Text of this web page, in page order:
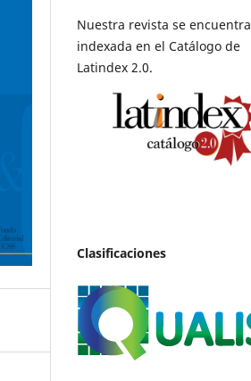
Nuestra revista se encuentra
indexada en el Catálogo de
Latindex 2.0.
Clasificaciones